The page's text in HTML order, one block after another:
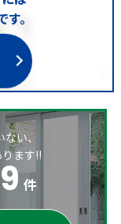
。
い、
ます!!
件